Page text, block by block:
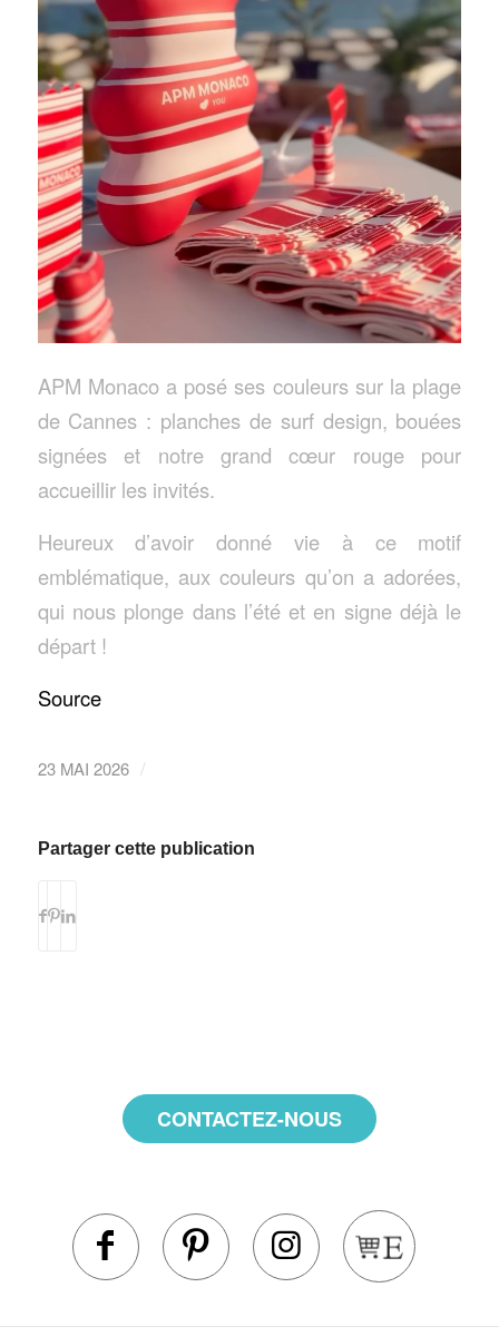
APM Monaco a posé ses couleurs sur la plage
de Cannes : planches de surf design, bouées
signées et notre grand cœur rouge pour
accueillir les invités.
Heureux d’avoir donné vie à ce motif
emblématique, aux couleurs qu’on a adorées,
qui nous plonge dans l’été et en signe déjà le
départ !
Source
23 MAI 2026 /
Partager cette publication
CONTACTEZ-NOUS